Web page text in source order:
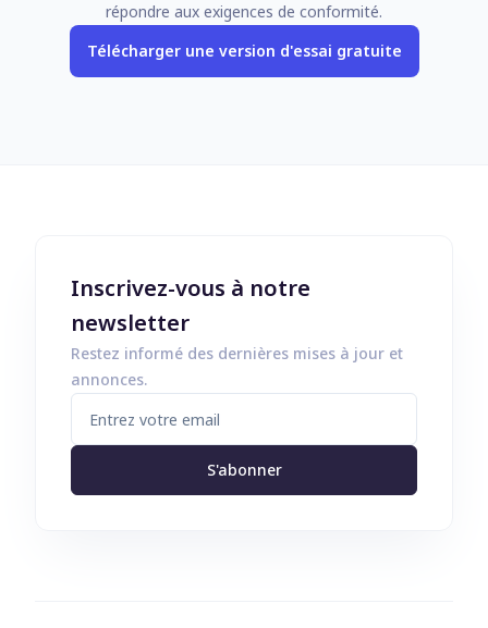
répondre aux exigences de conformité.
Télécharger une version d'essai gratuite
Inscrivez-vous à notre
newsletter
Restez informé des dernières mises à jour et
annonces.
S'abonner